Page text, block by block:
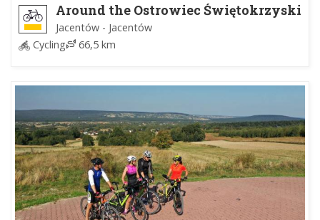
Around the Ostrowiec Świętokrzyski
named after Stefana Kurpiowskiego
Jacentów - Jacentów
Cycling
66,5 km